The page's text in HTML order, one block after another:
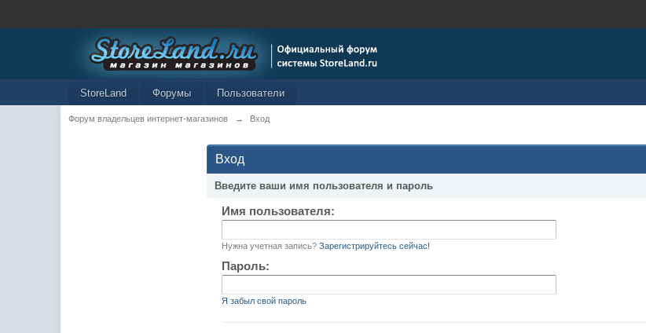
StoreLand Форумы Пользователи
Форум владельцев интернет-магазинов → Вход
Вход
Введите ваши имя пользователя и пароль
Имя пользователя:
Нужна учетная запись? Зарегистрируйтесь сейчас!
Пароль:
Я забыл свой пароль